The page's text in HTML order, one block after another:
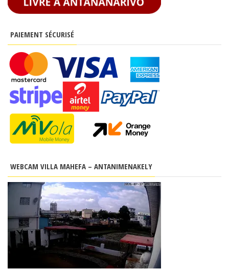
PAIEMENT SÉCURISÉ
WEBCAM VILLA MAHEFA – ANTANIMENAKELY